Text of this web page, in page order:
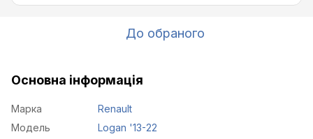
До обраного
Основна інформація
Марка
Renault
Модель
Logan '13-22